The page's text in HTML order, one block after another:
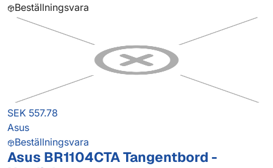
Beställningsvara
SEK 557.78
Asus
Beställningsvara
Asus BR1104CTA Tangentbord -